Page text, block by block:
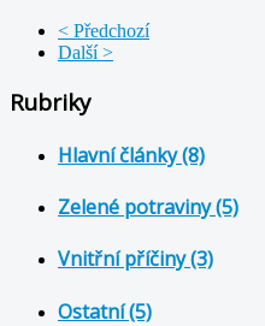
< Předchozí
Další >
Rubriky
Hlavní články (8)
Zelené potraviny (5)
Vnitřní příčiny (3)
Ostatní (5)